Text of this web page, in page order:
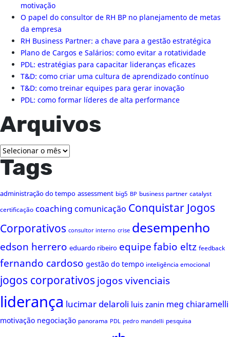
motivação
O papel do consultor de RH BP no planejamento de metas
da empresa
RH Business Partner: a chave para a gestão estratégica
Plano de Cargos e Salários: como evitar a rotatividade
PDL: estratégias para capacitar lideranças eficazes
T&D: como criar uma cultura de aprendizado contínuo
T&D: como treinar equipes para gerar inovação
PDL: como formar líderes de alta performance
Arquivos
Arquivos
Tags
administração do tempo assessment big5 BP business partner catalyst
certificação coaching comunicação Conquistar Jogos
Corporativos consultor interno crise desempenho
edson herrero eduardo ribeiro equipefabio eltz feedback
fernando cardoso gestão do tempo inteligência emocional
jogos corporativos jogos vivenciais
liderança lucimar delaroli luis zanin meg chiaramelli
motivação negociação panorama PDL pedro mandelli pesquisa